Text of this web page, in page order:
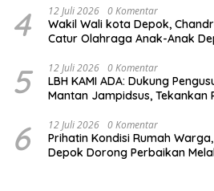
4 12 Juli 2026 0 Komentar
Wakil Wali kota Depok,
Catur Olahraga Anak-Anak
5 12 Juli 2026 0 Komentar
LBH KAMI ADA: Dukung
Mantan Jampidsus, Tekankan
6 12 Juli 2026 0 Komentar
Prihatin Kondisi Rumah
Depok Dorong Perbaikan